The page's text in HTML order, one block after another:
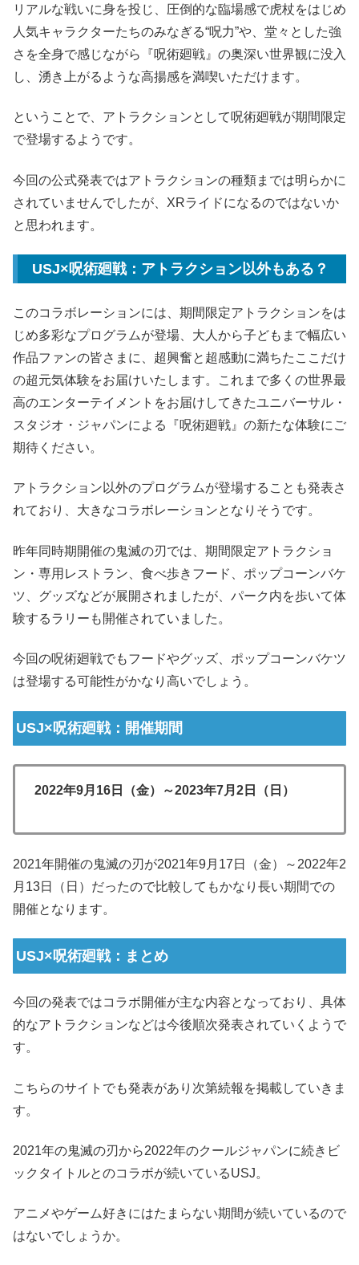
リアルな戦いに身を投じ、圧倒的な臨場感で虎杖をはじめ
人気キャラクターたちのみなぎる“呪力”や、堂々とした強
さを全身で感じながら『呪術廻戦』の奥深い世界観に没入
し、湧き上がるような高揚感を満喫いただけます。
ということで、アトラクションとして呪術廻戦が期間限定
で登場するようです。
今回の公式発表ではアトラクションの種類までは明らかに
されていませんでしたが、XRライドになるのではないか
と思われます。
USJ×呪術廻戦：アトラクション以外もある？
このコラボレーションには、期間限定アトラクションをは
じめ多彩なプログラムが登場、大人から子どもまで幅広い
作品ファンの皆さまに、超興奮と超感動に満ちたここだけ
の超元気体験をお届けいたします。これまで多くの世界最
高のエンターテイメントをお届けしてきたユニバーサル・
スタジオ・ジャパンによる『呪術廻戦』の新たな体験にご
期待ください。
アトラクション以外のプログラムが登場することも発表さ
れており、大きなコラボレーションとなりそうです。
昨年同時期開催の鬼滅の刃では、期間限定アトラクショ
ン・専用レストラン、食べ歩きフード、ポップコーンバケ
ツ、グッズなどが展開されましたが、パーク内を歩いて体
験するラリーも開催されていました。
今回の呪術廻戦でもフードやグッズ、ポップコーンバケツ
は登場する可能性がかなり高いでしょう。
USJ×呪術廻戦：開催期間
2022年9月16日（金）～2023年7月2日（日）
2021年開催の鬼滅の刃が2021年9月17日（金）～2022年2
月13日（日）だったので比較してもかなり長い期間での
開催となります。
USJ×呪術廻戦：まとめ
今回の発表ではコラボ開催が主な内容となっており、具体
的なアトラクションなどは今後順次発表されていくようで
す。
こちらのサイトでも発表があり次第続報を掲載していきま
す。
2021年の鬼滅の刃から2022年のクールジャパンに続きビ
ックタイトルとのコラボが続いているUSJ。
アニメやゲーム好きにはたまらない期間が続いているので
はないでしょうか。